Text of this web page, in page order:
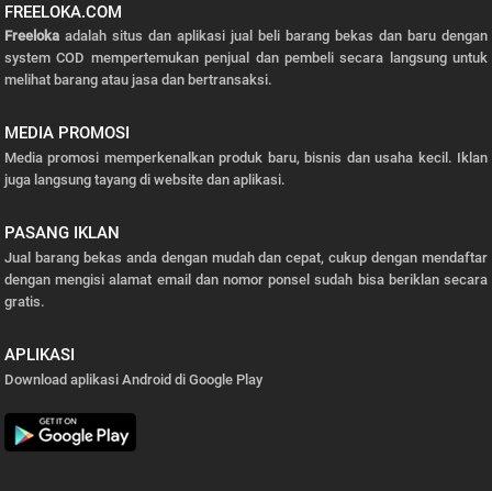
FREELOKA.COM
Freelokaadalah situs dan aplikasi jual beli barang bekas dan baru dengan
system COD mempertemukan penjual dan pembeli secara langsung untuk
melihat barang atau jasa dan bertransaksi.
MEDIA PROMOSI
Media promosi memperkenalkan produk baru, bisnis dan usaha kecil. Iklan
juga langsung tayang di website dan aplikasi.
PASANG IKLAN
Jual barang bekas anda dengan mudah dan cepat, cukup dengan mendaftar
dengan mengisi alamat email dan nomor ponsel sudah bisa beriklan secara
gratis.
APLIKASI
Download aplikasi Android di Google Play